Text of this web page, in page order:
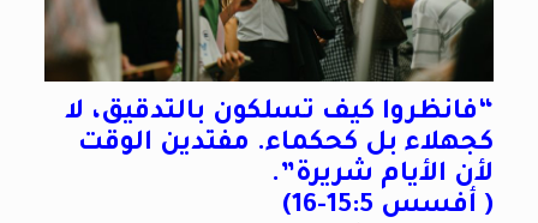
“فانظروا كيف تسلكون بالتدقيق، لا
كجهلاء بل كحكماء. مفتدين الوقت
لأن الأيام شريرة”.
( أفسس 15:5-16)